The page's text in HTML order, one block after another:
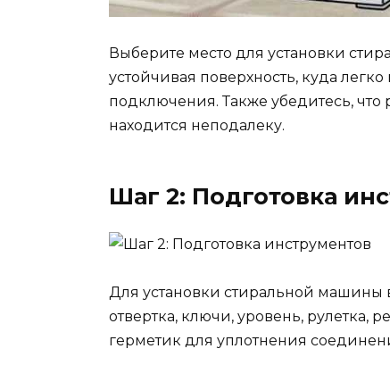
Выберите место для установки
устойчивая поверхность, куда
подключения. Также убедитесь, что
находится неподалеку.
Шаг 2: Подготовка
Для установки стиральной машины
отвертка, ключи, уровень,
герметик для уплотнения